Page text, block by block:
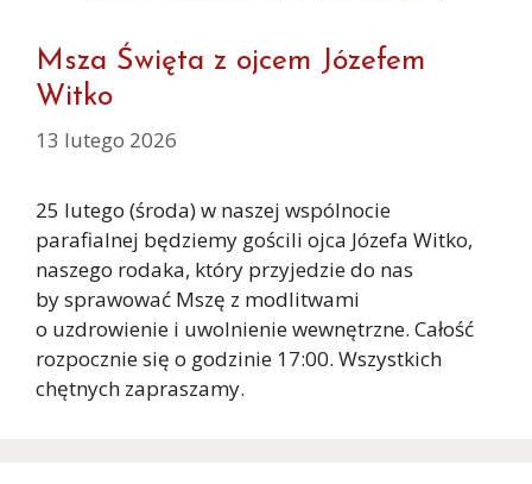
Msza Święta z ojcem Józefem
Witko
13 lutego 2026
25 lutego (środa) w naszej wspólnocie
parafialnej będziemy gościli ojca Józefa Witko,
naszego rodaka, który przyjedzie do nas
by sprawować Mszę z modlitwami
o uzdrowienie i uwolnienie wewnętrzne. Całość
rozpocznie się o godzinie 17:00. Wszystkich
chętnych zapraszamy.